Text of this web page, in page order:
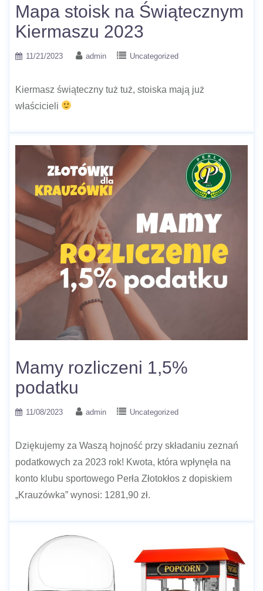
Mapa stoisk na Świątecznym
Kiermaszu 2023
11/21/2023 admin Uncategorized
Kiermasz świąteczny tuż tuż, stoiska mają już
właścicieli
Mamy rozliczeni 1,5%
podatku
11/08/2023 admin Uncategorized
Dziękujemy za Waszą hojność przy składaniu zeznań
podatkowych za 2023 rok! Kwota, która wpłynęła na
konto klubu sportowego Perła Złotokłos z dopiskiem
„Krauzówka” wynosi: 1281,90 zł.